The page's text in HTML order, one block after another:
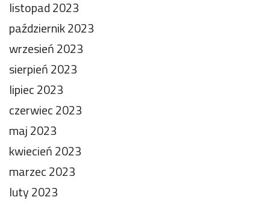
listopad 2023
październik 2023
wrzesień 2023
sierpień 2023
lipiec 2023
czerwiec 2023
maj 2023
kwiecień 2023
marzec 2023
luty 2023